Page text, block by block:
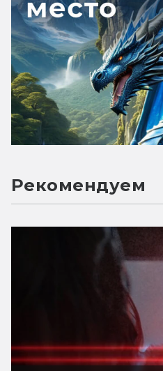
Рекомендуем